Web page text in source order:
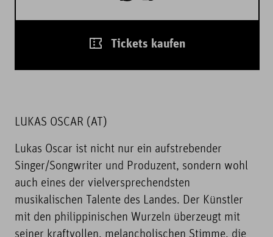
Tickets kaufen
LUKAS OSCAR (AT)
Lukas Oscar ist nicht nur ein aufstrebender
Singer/Songwriter und Produzent, sondern wohl
auch eines der vielversprechendsten
musikalischen Talente des Landes. Der Künstler
mit den philippinischen Wurzeln überzeugt mit